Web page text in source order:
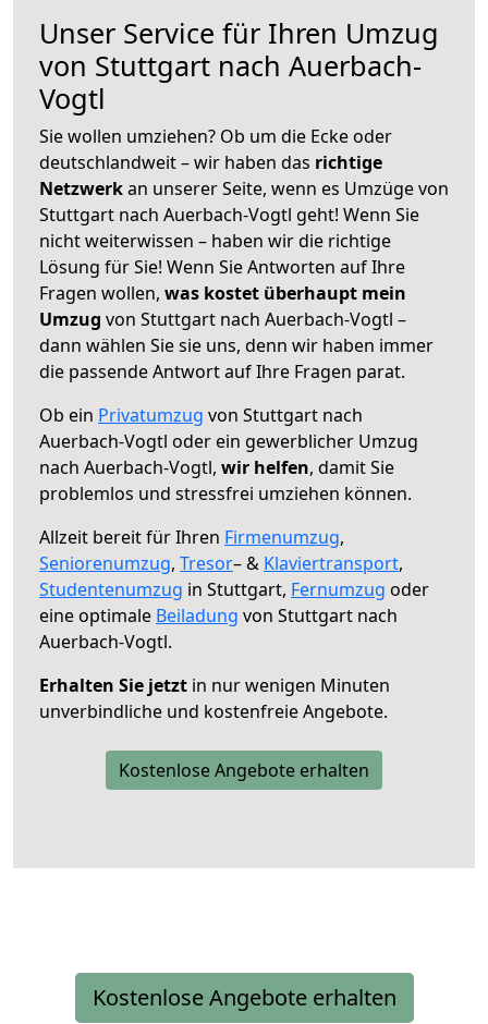
Unser Service für Ihren Umzug
von Stuttgart nach Auerbach-
Vogtl
Sie wollen umziehen? Ob um die Ecke oder
deutschlandweit – wir haben das richtige
Netzwerkan unserer Seite, wenn es Umzüge von
Stuttgart nach Auerbach-Vogtl geht! Wenn Sie
nicht weiterwissen – haben wir die richtige
Lösung für Sie! Wenn Sie Antworten auf Ihre
Fragen wollen, was kostet überhaupt mein
Umzug von Stuttgart nach Auerbach-Vogtl –
dann wählen Sie sie uns, denn wir haben immer
die passende Antwort auf Ihre Fragen parat.
Ob ein Privatumzug von Stuttgart nach
Auerbach-Vogtl oder ein gewerblicher Umzug
nach Auerbach-Vogtl, wir helfen, damit Sie
problemlos und stressfrei umziehen können.
Allzeit bereit für Ihren Firmenumzug,
Seniorenumzug, Tresor– & Klaviertransport,
Studentenumzug in Stuttgart, Fernumzug oder
eine optimale Beiladung von Stuttgart nach
Auerbach-Vogtl.
Erhalten Sie jetzt in nur wenigen Minuten
unverbindliche und kostenfreie Angebote.
Kostenlose Angebote erhalten
Kostenlose Angebote erhalten